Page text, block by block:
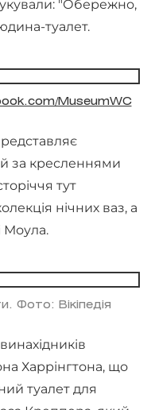
"Обережно,
туалет.
MuseumWC
за кресленнями
тут
нічних ваз, а
Моула.
Фото: Вікіпедія
Харрінгтона, що
туалет для